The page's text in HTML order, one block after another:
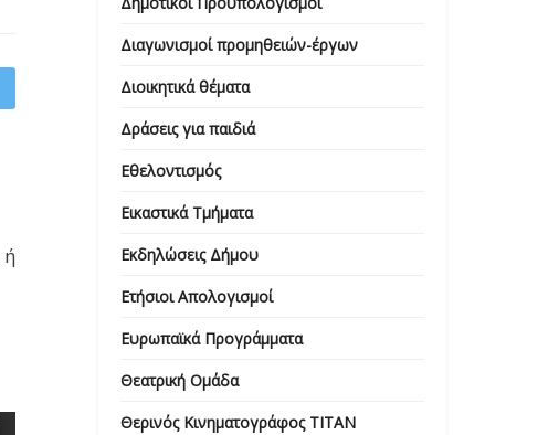
Διαγωνισμοί προμηθειών-έργων
Διοικητικά θέματα
Δράσεις για παιδιά
Εθελοντισμός
Εικαστικά Τμήματα
Εκδηλώσεις Δήμου
Ετήσιοι Απολογισμοί
Ευρωπαϊκά Προγράμματα
Θεατρική Ομάδα
Θερινός Κινηματογράφος ΤΙΤΑΝ